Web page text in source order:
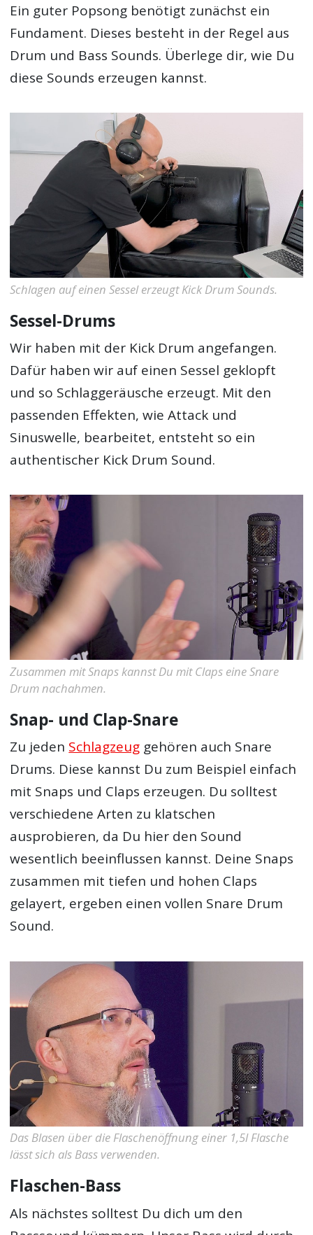
Ein guter Popsong benötigt zunächst ein
Fundament. Dieses besteht in der Regel aus
Drum und Bass Sounds. Überlege dir, wie Du
diese Sounds erzeugen kannst.
Schlagen auf einen Sessel erzeugt Kick Drum Sounds.
Sessel-Drums
Wir haben mit der Kick Drum angefangen.
Dafür haben wir auf einen Sessel geklopft
und so Schlaggeräusche erzeugt. Mit den
passenden Effekten, wie Attack und
Sinuswelle, bearbeitet, entsteht so ein
authentischer Kick Drum Sound.
Zusammen mit Snaps kannst Du mit Claps eine Snare
Drum nachahmen.
Snap- und Clap-Snare
Zu jeden Schlagzeug gehören auch Snare
Drums. Diese kannst Du zum Beispiel einfach
mit Snaps und Claps erzeugen. Du solltest
verschiedene Arten zu klatschen
ausprobieren, da Du hier den Sound
wesentlich beeinflussen kannst. Deine Snaps
zusammen mit tiefen und hohen Claps
gelayert, ergeben einen vollen Snare Drum
Sound.
Das Blasen über die Flaschenöffnung einer 1,5l Flasche
lässt sich als Bass verwenden.
Flaschen-Bass
Als nächstes solltest Du dich um den